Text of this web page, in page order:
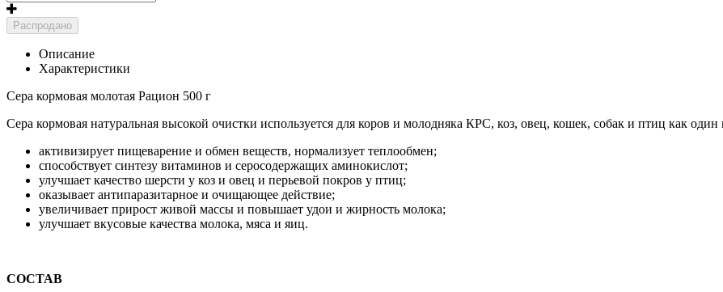
Распродано
Описание
Характеристики
Сера кормовая молотая Рацион 500 г
Сера кормовая натуральная высокой очистки используется для коров и молодняка КРС, коз, овец, кошек, собак и птиц как
активизирует пищеварение и обмен веществ, нормализует теплообмен;
способствует синтезу витаминов и серосодержащих аминокислот;
улучшает качество шерсти у коз и овец и перьевой покров у птиц;
оказывает антипаразитарное и очищающее действие;
увеличивает прирост живой массы и повышает удои и жирность молока;
улучшает вкусовые качества молока, мяса и яиц.
СОСТАВ